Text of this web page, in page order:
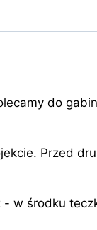
do
Przed
w środku